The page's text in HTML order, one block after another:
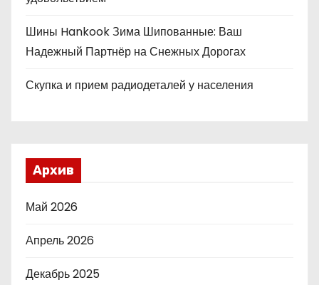
Шины Hankook Зима Шипованные: Ваш
Надежный Партнёр на Снежных Дорогах
Скупка и прием радиодеталей у населения
Архив
Май 2026
Апрель 2026
Декабрь 2025